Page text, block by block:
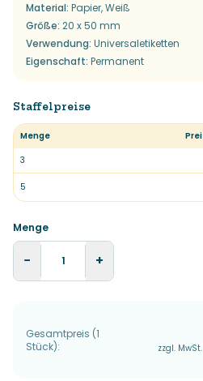
Material: Papier, Weiß
Größe: 20 x 50 mm
Verwendung: Universaletiketten
Eigenschaft: Permanent
Staffelpreise
Menge
3
5
Menge
− +
Gesamtpreis (1
Stück): zzgl.